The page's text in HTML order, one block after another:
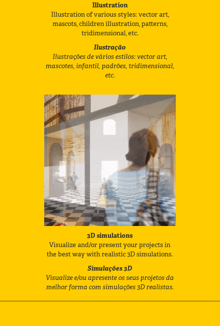
Illustration
Illustration of various styles: vector art,
mascots, children illustration, patterns,
tridimensional, etc.
Ilustração
Ilustrações de vários estilos: vector art,
mascotes, infantil, padrões, tridimensional,
etc.
3D simulations
Visualize and/or present your projects in
the best way with realistic 3D simulations.
Simulações 3D
Visualize e/ou apresente os seus projetos da
melhor forma com simulações 3D realistas.